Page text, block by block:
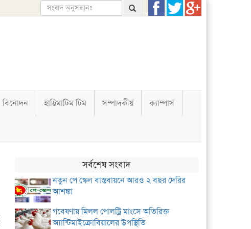
বিনোদন হাট্টিমাটিম টিম সম্পাদকীয় ক্যাম্পাস
সর্বশেষ সংবাদ
নতুন পে স্কেল বাস্তবায়নে আরও ২ বছর দেরির
আশঙ্কা
গবেষণায় মিলল পোলট্রি মাংসে অতিরিক্ত
অ্যান্টিমাইক্রোবিয়ালের উপস্থিতি